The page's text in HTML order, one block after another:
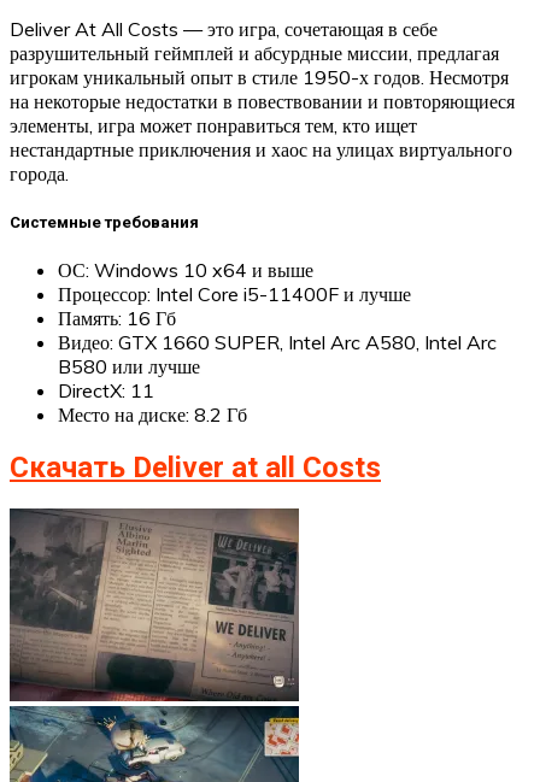
Deliver At All Costs — это игра, сочетающая в себе
разрушительный геймплей и абсурдные миссии, предлагая
игрокам уникальный опыт в стиле 1950-х годов. Несмотря
на некоторые недостатки в повествовании и повторяющиеся
элементы, игра может понравиться тем, кто ищет
нестандартные приключения и хаос на улицах виртуального
города.
Системные требования
ОС: Windows 10 x64 и выше
Процессор: Intel Core i5-11400F и лучше
Память: 16 Гб
Видео: GTX 1660 SUPER, Intel Arc A580, Intel Arc
B580 или лучше
DirectX: 11
Место на диске: 8.2 Гб
Скачать Deliver at all Costs